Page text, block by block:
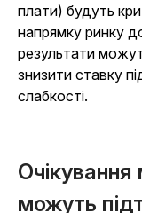
плати) будуть
напрямку ринку
результати
знизити ставку
слабкості.
Очікування
можуть